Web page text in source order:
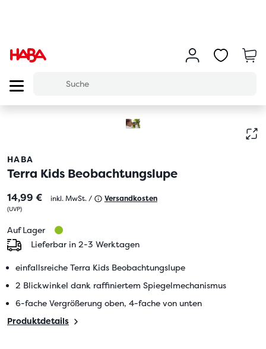
HABA
Terra Kids Beobachtungslupe
14,99 € inkl. MwSt. / Versandkosten
(UVP)
Auf Lager
Lieferbar in 2-3 Werktagen
einfallsreiche Terra Kids Beobachtungslupe
2 Blickwinkel dank raffiniertem Spiegelmechanismus
6-fache Vergrößerung oben, 4-fache von unten
Produktdetails